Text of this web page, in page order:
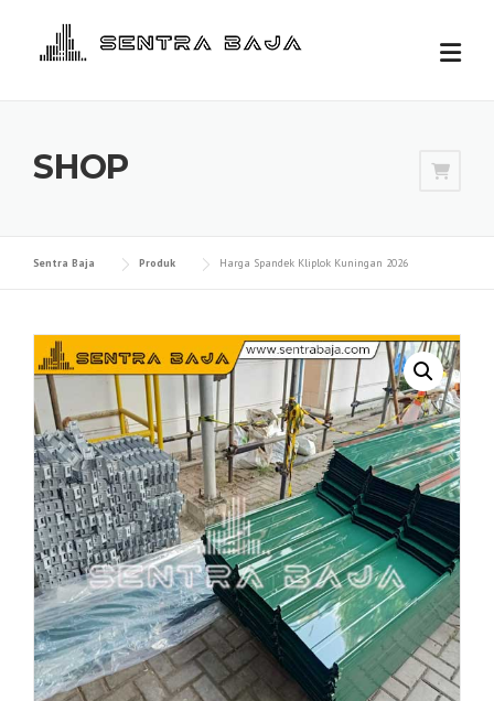
SHOP
Sentra Baja Produk Harga Spandek Kliplok Kuningan 2026